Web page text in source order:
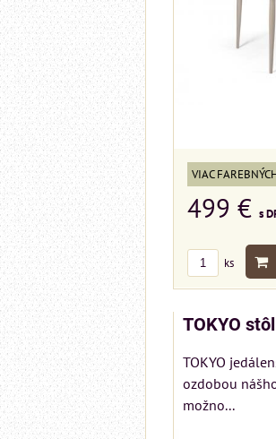
VIAC
499 € s
ks
TOKYO
TOKYO
ozdobou
možno...